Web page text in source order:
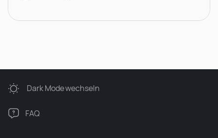
Dark Modewechseln
FAQ